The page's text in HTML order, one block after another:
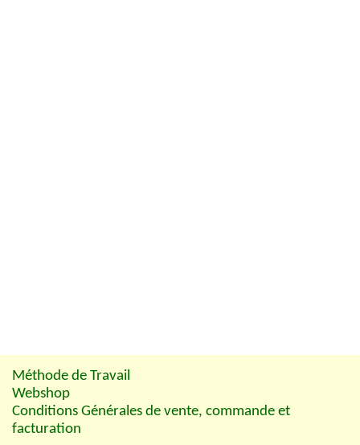
Méthode de Travail
Webshop
Conditions Générales de vente, commande et
facturation